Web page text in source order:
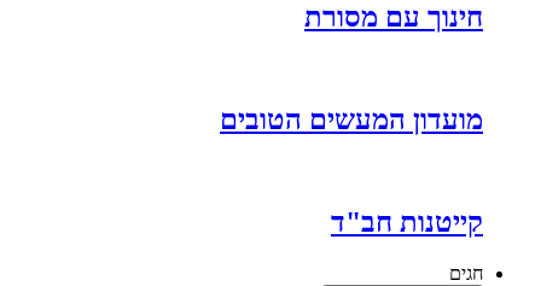
חינוך עם מסורת
מועדון המעשים הטובים
קייטנות חב"ד
חגים